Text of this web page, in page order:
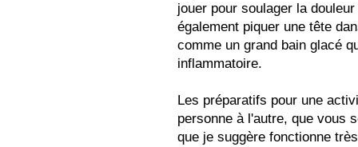
jouer pour soulager la
également piquer une tête
comme un grand bain glacé
inflammatoire.
Les préparatifs pour une
personne à l'autre, que vous
que je suggère fonctionne